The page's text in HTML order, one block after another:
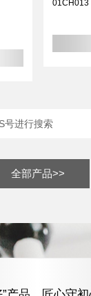
01CH013
全部产品>>